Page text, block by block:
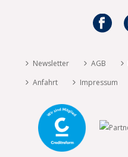
Newsletter AGB
Anfahrt
Impressum